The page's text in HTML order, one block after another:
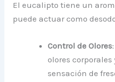
El eucalipto tiene un
puede actuar como
Control de Olores
olores
sensación de